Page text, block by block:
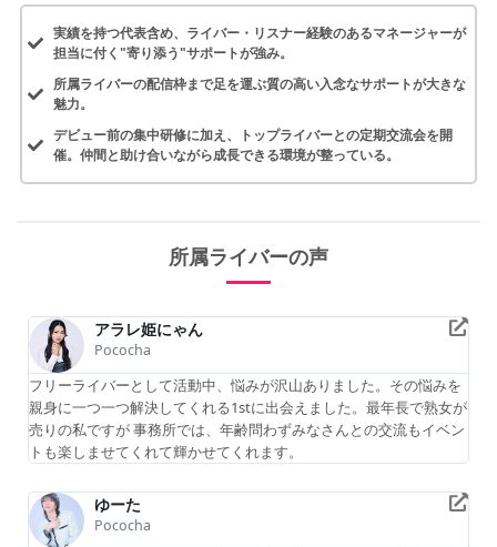
実績を持つ代表含め、ライバー・リスナー経験のあるマネージャーが
担当に付く"寄り添う"サポートが強み。
所属ライバーの配信枠まで足を運ぶ質の高い入念なサポートが大きな
魅力。
デビュー前の集中研修に加え、トップライバーとの定期交流会を開
催。仲間と助け合いながら成長できる環境が整っている。
所属ライバーの声
アラレ姫にゃん
Pococha
フリーライバーとして活動中、悩みが沢山ありました。その悩みを
親身に一つ一つ解決してくれる1stに出会えました。最年長で熟女が
売りの私ですが 事務所では、年齢問わずみなさんとの交流もイベン
トも楽しませてくれて輝かせてくれます。
ゆーた
Pococha